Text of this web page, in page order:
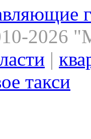
2026
|
такси